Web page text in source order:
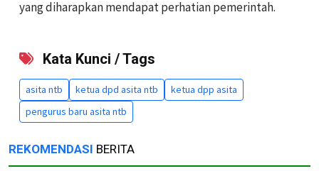
yang diharapkan mendapat perhatian pemerintah.
Kata Kunci / Tags
asita ntb ketua dpd asita ntb
ketua dpp asita
pengurus baru asita ntb
REKOMENDASI BERITA